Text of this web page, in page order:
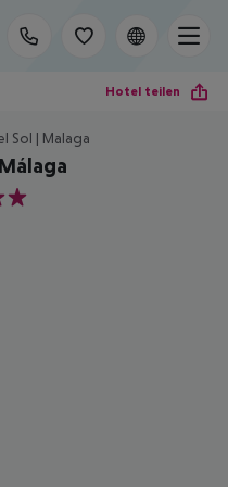
Hotel teilen
Sol | Malaga